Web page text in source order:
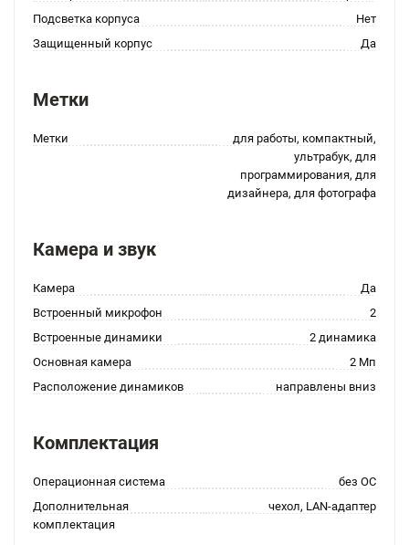
Подсветка корпуса
Нет
Защищенный корпус
Да
Метки
Метки
для работы, компактный,
ультрабук, для
программирования, для
дизайнера, для фотографа
Камера и звук
Камера
Да
Встроенный микрофон
2
Встроенные динамики
2 динамика
Основная камера
2 Мп
Расположение динамиков
направлены вниз
Комплектация
Операционная система
без ОС
Дополнительная
комплектация
чехол, LAN-адаптер